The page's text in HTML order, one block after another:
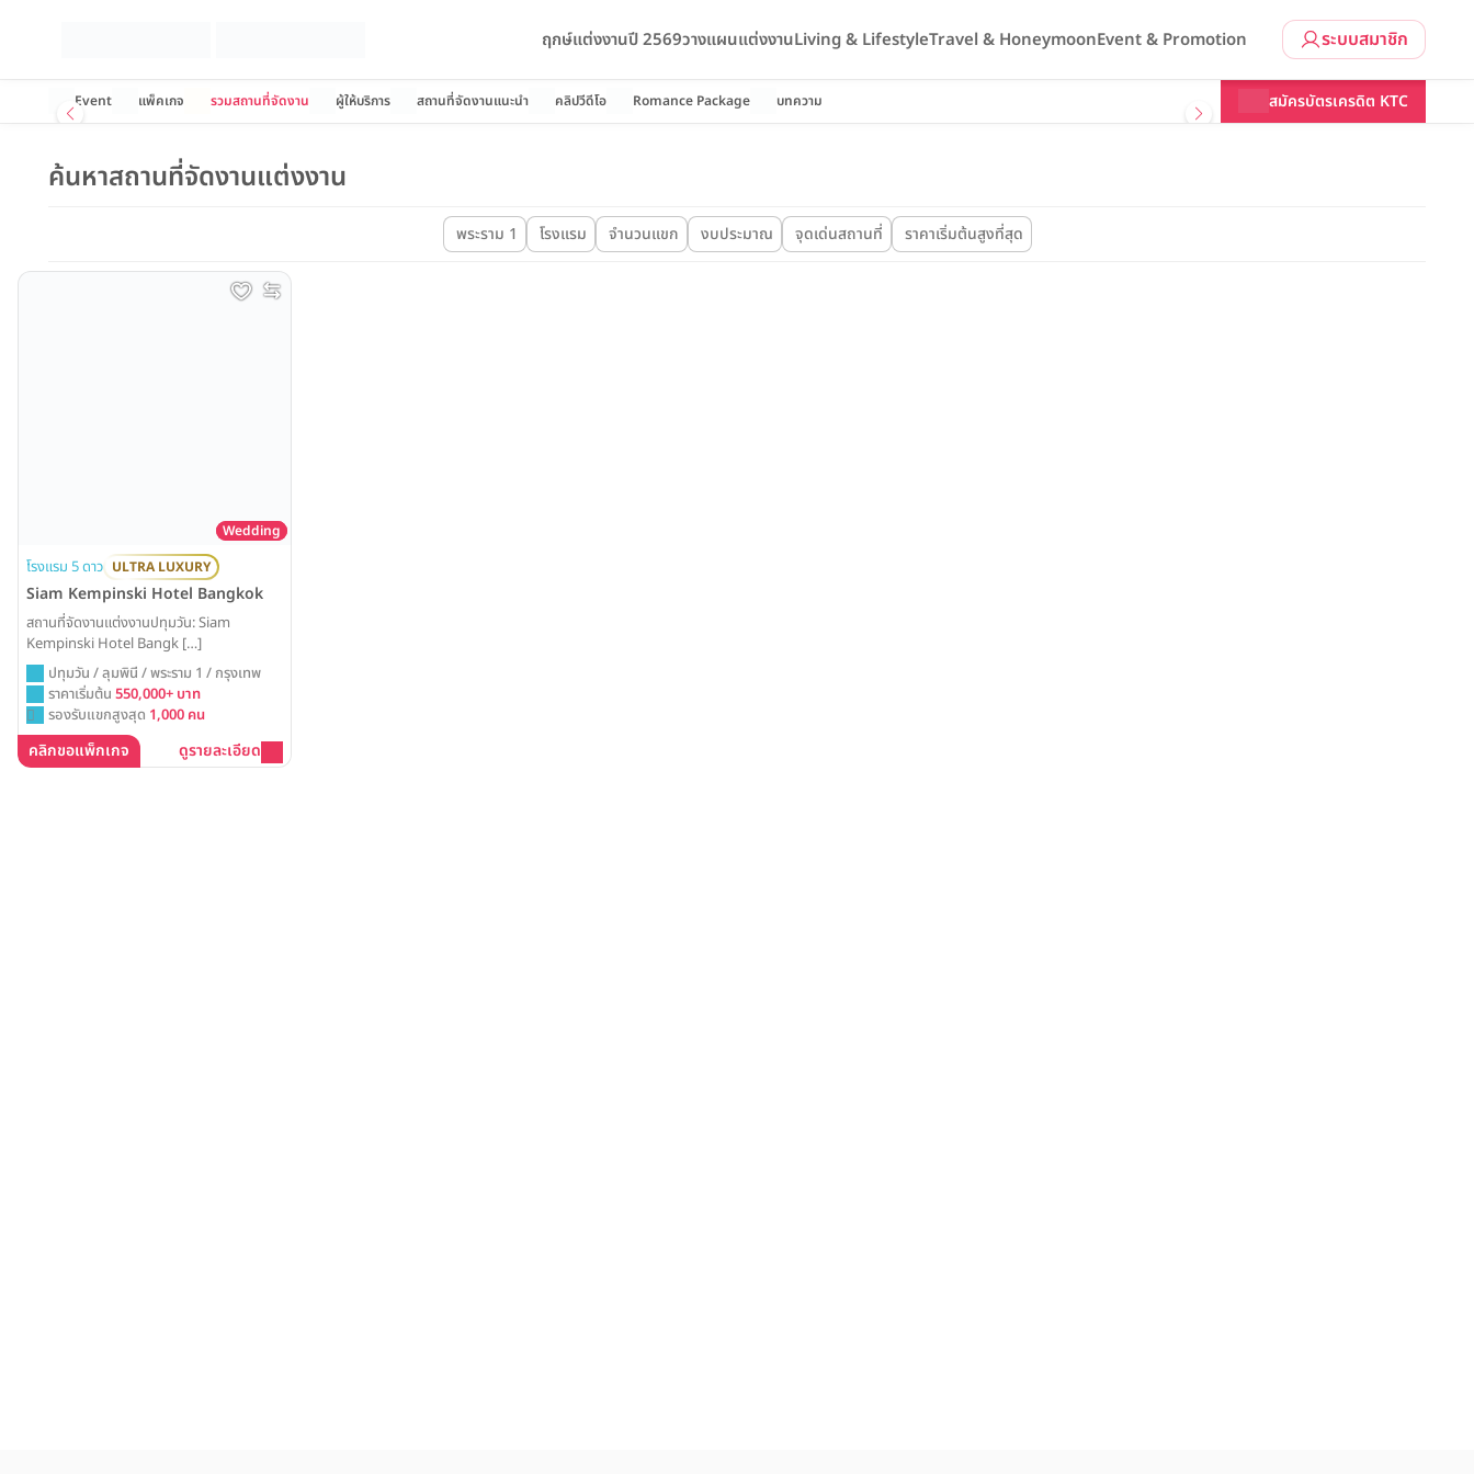
ระบบสมาชิก
ฤกษ์แต่งงานปี 2569วางแผนแต่งงานLiving & LifestyleTravel & HoneymoonEvent & Promotion
Event แพ็คเกจ รวมสถานที่จัดงาน ผู้ให้บริการ สถานที่จัดงานแนะนำ คลิปวีดีโอ Romance Package บทความ สมัครบัตรเครดิต KTC
ค้นหาสถานที่จัดงานแต่งงาน
พระราม 1 โรงแรม จำนวนแขก งบประมาณ จุดเด่นสถานที่ ราคาเริ่มต้นสูงที่สุด
Wedding
โรงแรม 5 ดาว ULTRA LUXURY
Siam Kempinski Hotel Bangkok
สถานที่จัดงานแต่งงานปทุมวัน: Siam
Kempinski Hotel Bangk […]
ปทุมวัน / ลุมพินี / พระราม 1 / กรุงเทพ
ราคาเริ่มต้น 550,000+ บาท
รองรับแขกสูงสุด 1,000 คน
คลิกขอแพ็กเกจ ดูรายละเอียด